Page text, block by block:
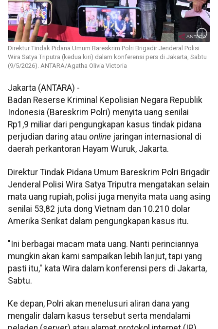
Direktur Tindak Pidana Umum Bareskrim Polri Brigadir Jenderal Polisi
Wira Satya Triputra (kedua kiri) dalam konferensi pers di Jakarta, Sabtu
(9/5/2026). ANTARA/Agatha Olivia Victoria
Jakarta (ANTARA) -
Badan Reserse Kriminal Kepolisian Negara Republik
Indonesia (Bareskrim Polri) menyita uang senilai
Rp1,9 miliar dari pengungkapan kasus tindak pidana
perjudian daring atau online jaringan internasional di
daerah perkantoran Hayam Wuruk, Jakarta.
Direktur Tindak Pidana Umum Bareskrim Polri Brigadir
Jenderal Polisi Wira Satya Triputra mengatakan selain
mata uang rupiah, polisi juga menyita mata uang asing
senilai 53,82 juta dong Vietnam dan 10.210 dolar
Amerika Serikat dalam pengungkapan kasus itu.
"Ini berbagai macam mata uang. Nanti perinciannya
mungkin akan kami sampaikan lebih lanjut, tapi yang
pasti itu," kata Wira dalam konferensi pers di Jakarta,
Sabtu.
Ke depan, Polri akan menelusuri aliran dana yang
mengalir dalam kasus tersebut serta mendalami